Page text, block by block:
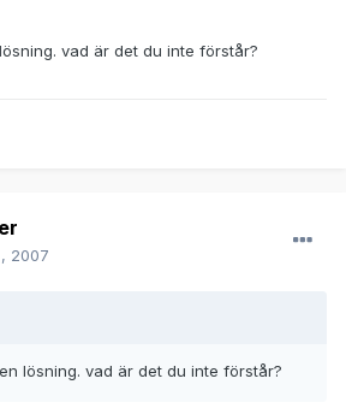
vad är det du inte förstår?
2007
lösning. vad är det du inte förstår?